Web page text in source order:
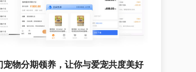
宠物分期领养，让你与爱宠共度美好